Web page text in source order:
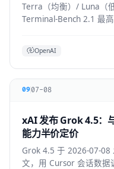
Terra（均衡）/ Luna（
Terminal-Bench 2.1 最
OpenAI
0907-08
xAI 发布 Grok 4.5：
能力半价定价
Grok 4.5 于 2026-07-08
文，用 Cursor 会话数据